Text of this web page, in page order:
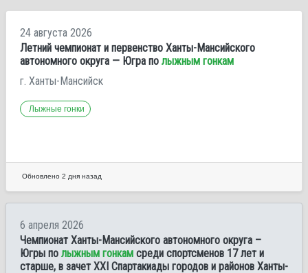
24 августа 2026
Летний чемпионат и первенство Ханты-Мансийского
автономного округа — Югра по лыжным гонкам
г. Ханты-Мансийск
Лыжные гонки
Обновлено 2 дня назад
6 апреля 2026
Чемпионат Ханты-Мансийского автономного округа –
Югры по лыжным гонкам среди спортсменов 17 лет и
старше, в зачет ХХІ Спартакиады городов и районов Ханты-